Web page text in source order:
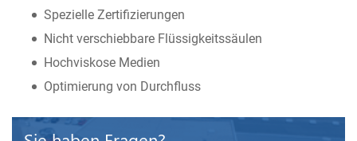
Spezielle Zertifizierungen
Nicht verschiebbare Flüssigkeitssäulen
Hochviskose Medien
Optimierung von Durchfluss